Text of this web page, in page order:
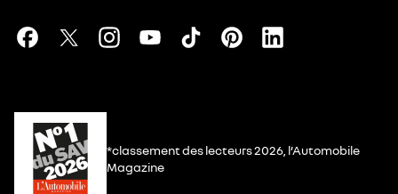
*classement des lecteurs 2026, l’Automobile
Magazine